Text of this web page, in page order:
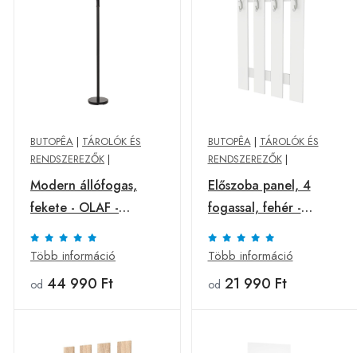
BUTOPÊA | TÁROLÓK ÉS
RENDSZEREZŐK |
Modern állófogas,
fekete - OLAF -
Butopêa
Több információ
od 44 990 Ft
BUTOPÊA| TÁROLÓK ÉS
RENDSZEREZŐK|
Előszoba panel, 4
fogassal, fehér -
COLORADO - Butopêa
Több információ
od 21 990 Ft